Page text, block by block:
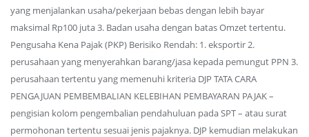
yang menjalankan usaha/pekerjaan bebas dengan lebih bayar
maksimal Rp100 juta 3. Badan usaha dengan batas Omzet tertentu.
Pengusaha Kena Pajak (PKP) Berisiko Rendah: 1. eksportir 2.
perusahaan yang menyerahkan barang/jasa kepada pemungut PPN 3.
perusahaan tertentu yang memenuhi kriteria DJP TATA CARA
PENGAJUAN PEMBEMBALIAN KELEBIHAN PEMBAYARAN PAJAK –
pengisian kolom pengembalian pendahuluan pada SPT – atau surat
permohonan tertentu sesuai jenis pajaknya. DJP kemudian melakukan